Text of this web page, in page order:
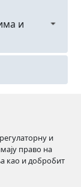
– физичка
у
у
и
фондова
и
право на
као и добробит